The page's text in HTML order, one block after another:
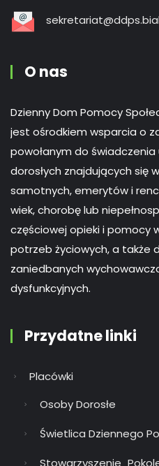
O nas
Dzienny Dom Pomocy
jest ośrodkiem wsparcia o
powołanym do świadczenia
dorosłych znajdujących się
samotnych, emerytów i
wiek, chorobę lub
częściowej opieki i pomocy
potrzeb życiowych, a także
zaniedbanych
dysfunkcyjnych.
Przydatne linki
Placówki
Osoby Dorosłe
Świetlica Dziennego
Stowarzyszenie